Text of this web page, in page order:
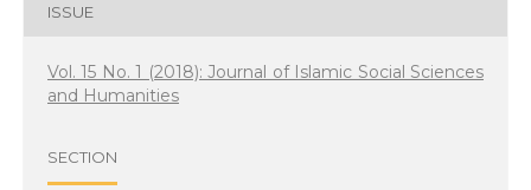
ISSUE
Vol. 15 No. 1 (2018): Journal of Islamic Social Sciences
and Humanities
SECTION